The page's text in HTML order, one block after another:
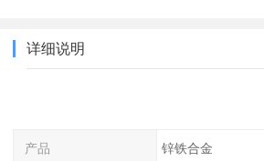
详细说明
产品 锌铁合金